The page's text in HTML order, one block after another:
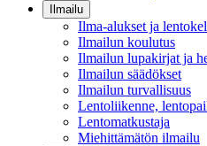
Ilmailu
Ilma-alukset ja
Ilmailun koulutus
Ilmailun lupakirjat ja
Ilmailun säädökset
Ilmailun turvallisuus
Lentoliikenne,
Lentomatkustaja
Miehittämätön ilmailu